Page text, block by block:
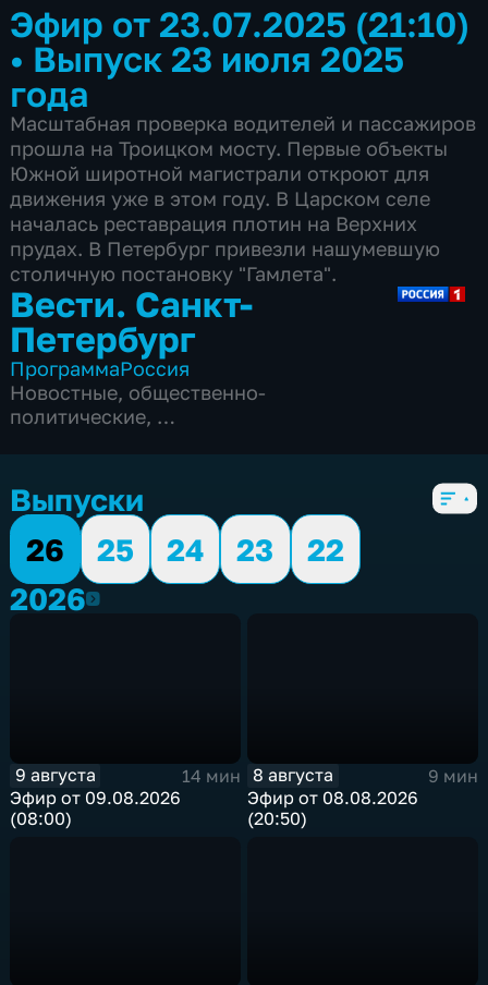
Эфир от 23.07.2025 (21:10)
• Выпуск 23 июля 2025
года
Масштабная проверка водителей и пассажиров
прошла на Троицком мосту. Первые объекты
Южной широтной магистрали откроют для
движения уже в этом году. В Царском селе
началась реставрация плотин на Верхних
прудах. В Петербург привезли нашумевшую
столичную постановку "Гамлета".
Вести. Санкт-
Петербург
ПрограммаРоссия
Новостные, общественно-
политические,
Выпуски
26
25 24 23
22
20262026
9 августа
14 мин
Эфир от 09.08.2026
(08:00)
8 августа
9 мин
Эфир от 08.08.2026
(20:50)